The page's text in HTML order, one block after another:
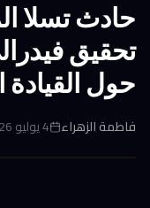
حادث تسلا
تحقيق
حول القيادة
فاطمة الزهراء 4 يوليو 2026 في 4:51 م